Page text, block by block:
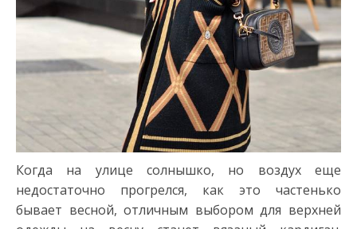
Когда на улице солнышко, но воздух еще
недостаточно прогрелся, как это частенько
бывает весной, отличным выбором для верхней